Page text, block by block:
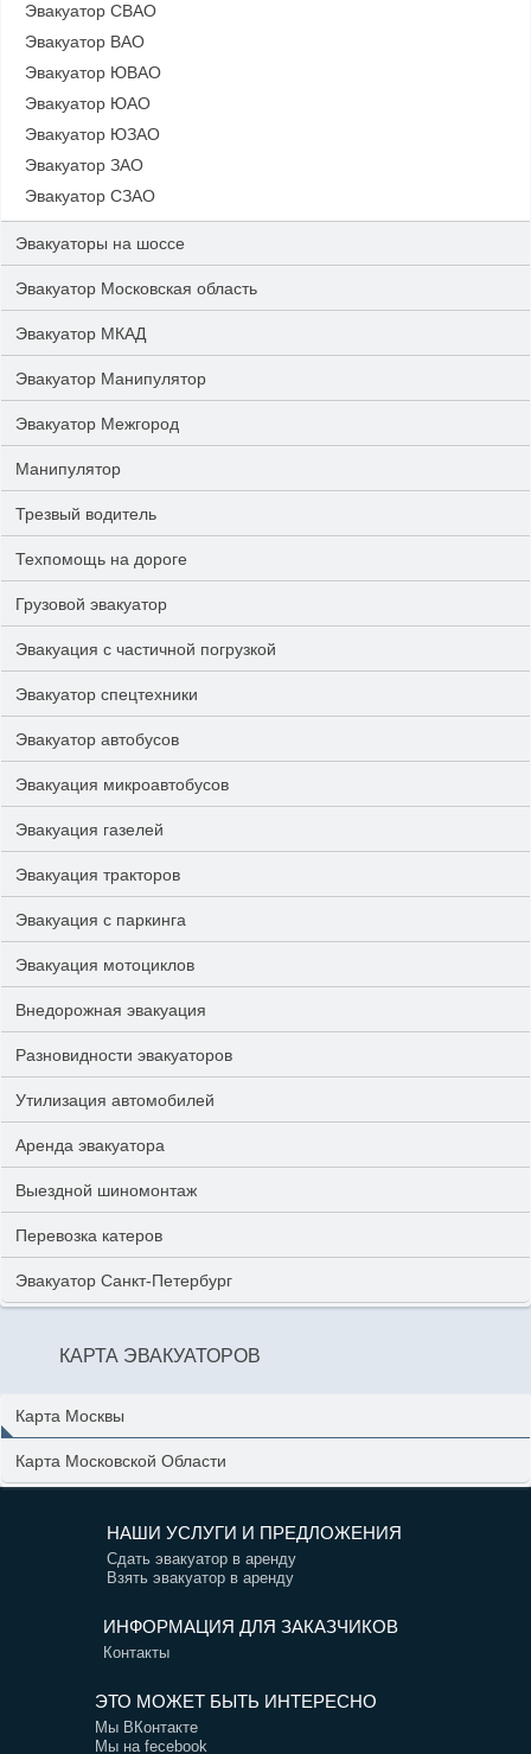
Эвакуатор СВАО
Эвакуатор ВАО
Эвакуатор ЮВАО
Эвакуатор ЮАО
Эвакуатор ЮЗАО
Эвакуатор ЗАО
Эвакуатор СЗАО
Эвакуаторы на шоссе
Эвакуатор Московская область
Эвакуатор МКАД
Эвакуатор Манипулятор
Эвакуатор Межгород
Манипулятор
Трезвый водитель
Техпомощь на дороге
Грузовой эвакуатор
Эвакуация с частичной погрузкой
Эвакуатор спецтехники
Эвакуатор автобусов
Эвакуация микроавтобусов
Эвакуация газелей
Эвакуация тракторов
Эвакуация с паркинга
Эвакуация мотоциклов
Внедорожная эвакуация
Разновидности эвакуаторов
Утилизация автомобилей
Аренда эвакуатора
Выездной шиномонтаж
Перевозка катеров
Эвакуатор Санкт-Петербург
КАРТА ЭВАКУАТОРОВ
Карта Москвы
Карта Московской Области
НАШИ УСЛУГИ И ПРЕДЛОЖЕНИЯ
Сдать эвакуатор в аренду
Взять эвакуатор в аренду
ИНФОРМАЦИЯ ДЛЯ ЗАКАЗЧИКОВ
Контакты
ЭТО МОЖЕТ БЫТЬ ИНТЕРЕСНО
Мы ВКонтакте
Мы на fecebook